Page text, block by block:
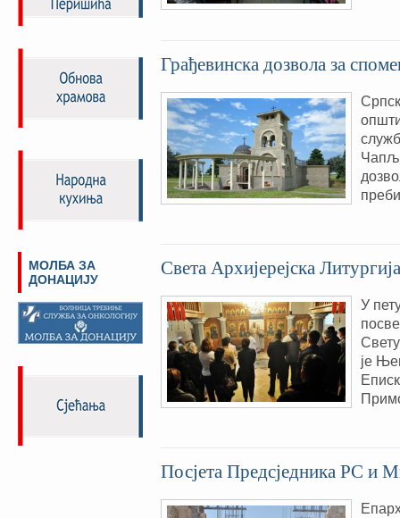
Грађевинска дозвола за
Света Архијерејска
У
је
Посјета Предсједника РС и
МОЛБА ЗА
ДОНАЦИЈУ